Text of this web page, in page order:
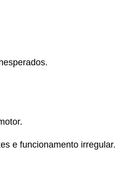
e funcionamento irregular.